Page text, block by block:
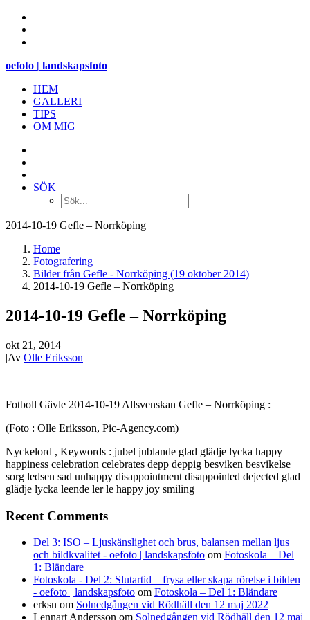
oefoto | landskapsfoto
HEM
GALLERI
TIPS
OM MIG
SÖK
2014-10-19 Gefle – Norrköping
Home
Fotografering
Bilder från Gefle - Norrköping (19 oktober 2014)
2014-10-19 Gefle – Norrköping
2014-10-19 Gefle – Norrköping
okt 21, 2014
|Av Olle Eriksson
Fotboll Gävle 2014-10-19 Allsvenskan Gefle – Norrköping :
(Foto : Olle Eriksson, Pic-Agency.com)
Nyckelord , Keywords : jubel jublande glad glädje lycka happy
happiness celebration celebrates depp deppig besviken besvikelse
sorg ledsen sad unhappy disappointment disappointed dejected glad
glädje lycka leende ler le happy joy smiling
Recent Comments
Del 3: ISO – Ljuskänslighet och brus, balansen mellan ljus
och bildkvalitet - oefoto | landskapsfoto om Fotoskola – Del
1: Bländare
Fotoskola - Del 2: Slutartid – frysa eller skapa rörelse i bilden
- oefoto | landskapsfoto om Fotoskola – Del 1: Bländare
erksn om Solnedgången vid Rödhäll den 12 maj 2022
Lennart Andersson om Solnedgången vid Rödhäll den 12 maj